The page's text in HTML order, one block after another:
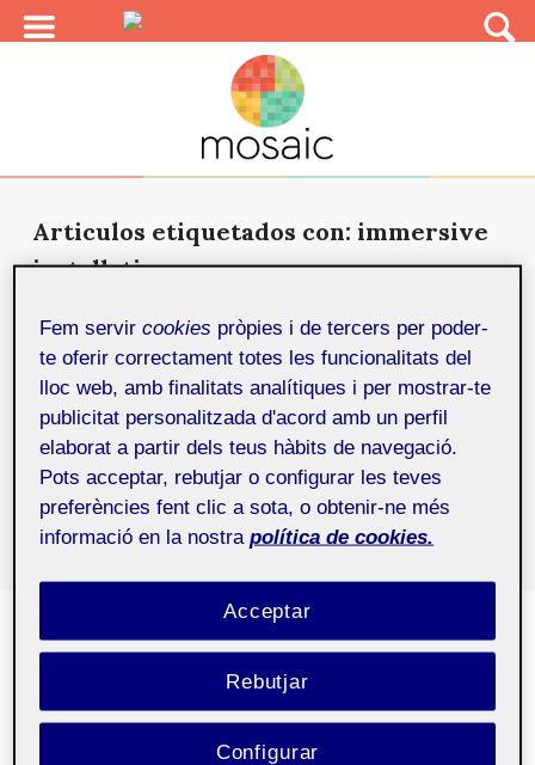
Articulos etiquetados con: immersive
installation
Please touch 10 d'abril de 2025
This article examines Raquel Kogan’s
interactive installations, focusing on
the intricate relationships...
Gráficos
Fem servircookies pròpies i de tercers per poder-
te oferir correctament totes les funcionalitats del
lloc web, amb finalitats analítiques i per mostrar-te
publicitat personalitzada d'acord amb un perfil
elaborat a partir dels teus hàbits de navegació.
Pots acceptar, rebutjar o configurar les teves
preferències fent clic a sota, o obtenir-ne més
informació en la nostra política de cookies.
Rebutjar
Acceptar
Configurar